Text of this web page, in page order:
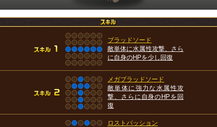
ブラッドソード
敵単体に水属性攻撃、さら
に自身のHPを少し回復
メガブラッドソード
敵単体に強力な水属性攻
撃、さらに自身のHPを回
復
ロストパッション